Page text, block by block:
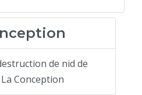
de nid de
Conception